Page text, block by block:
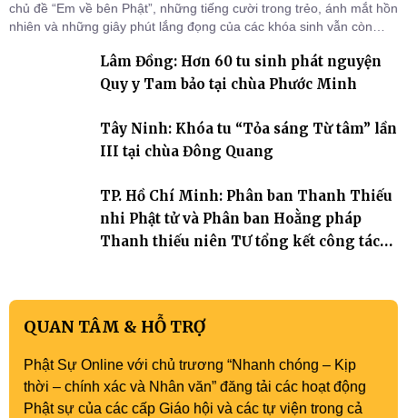
chủ đề “Em về bên Phật”, những tiếng cười trong trẻo, ánh mắt hồn
nhiên và những giây phút lắng đọng của các khóa sinh vẫn còn
Tháp). Những tuần tu học ngắn ngủi nhưng đã trở thành hành
trang quý báu, gieo những hạt giống thiện l
Lâm Đồng: Hơn 60 tu sinh phát nguyện
Quy y Tam bảo tại chùa Phước Minh
Tây Ninh: Khóa tu “Tỏa sáng Từ tâm” lần
III tại chùa Đông Quang
TP. Hồ Chí Minh: Phân ban Thanh Thiếu
nhi Phật tử và Phân ban Hoằng pháp
Thanh thiếu niên TƯ tổng kết công tác
QUAN TÂM & HỖ TRỢ
Phật Sự Online với chủ trương “Nhanh chóng – Kịp
thời – chính xác và Nhân văn” đăng tải các hoạt động
Phật sự của các cấp Giáo hội và các tự viện trong cả